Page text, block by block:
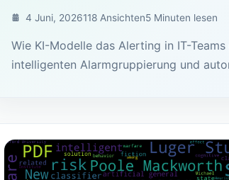
4 Juni, 2026118 Ansichten5 Minuten lesen
Wie KI-Modelle das Alerting in IT-
intelligenten Alarmgruppierung und